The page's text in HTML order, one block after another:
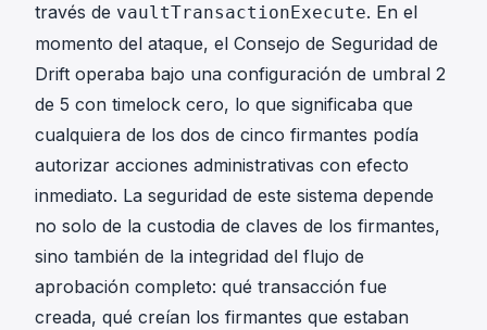
través de vaultTransactionExecute. En el
momento del ataque, el Consejo de Seguridad de
Drift operaba bajo una configuración de umbral 2
de 5 con timelock cero, lo que significaba que
cualquiera de los dos de cinco firmantes podía
autorizar acciones administrativas con efecto
inmediato. La seguridad de este sistema depende
no solo de la custodia de claves de los firmantes,
sino también de la integridad del flujo de
aprobación completo: qué transacción fue
creada, qué creían los firmantes que estaban